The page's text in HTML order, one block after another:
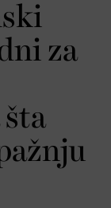
za
šta